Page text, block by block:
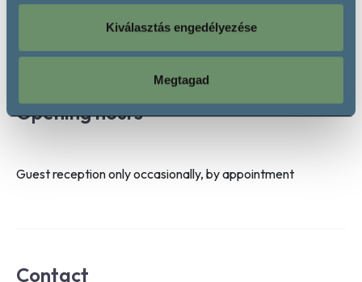
Kiválasztás engedélyezése
Megtagad
Rosé
Opening hours
Guest reception only occasionally, by appointment
Contact